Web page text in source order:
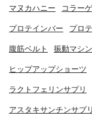
マヌカハニー コラー
プロテインバー プロ
腹筋ベルト 振動マシン
ヒップアップショーツ
ラクトフェリンサプリ
アスタキサンチンサプリ